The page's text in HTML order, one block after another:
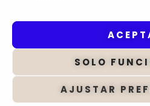
SOLO
AJUSTAR